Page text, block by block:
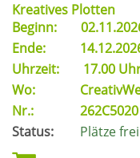
Kreatives Plotten
Beginn:
Ende:
Uhrzeit:
17.00
Wo:
Nr.:
262C5020
Status:
Plätze frei